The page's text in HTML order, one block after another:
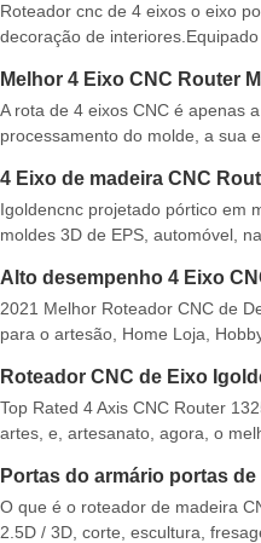
Roteador cnc de 4 eixos o eixo
decoração de
Melhor 4 Eixo CNC Router
A rota de 4 eixos CNC é apenas
processamento do molde, a sua
4 Eixo de madeira CNC
Igoldencnc projetado pórtico em
moldes 3D de EPS, automóvel,
Alto desempenho 4 Eixo
2021 Melhor Roteador CNC de
para o artesão, Home Loja,
Roteador CNC de Eixo
Top Rated 4 Axis CNC Router
artes, e, artesanato, agora, o
Portas do armário portas
O que é o roteador de madeira
2.5D / 3D, corte, escultura,